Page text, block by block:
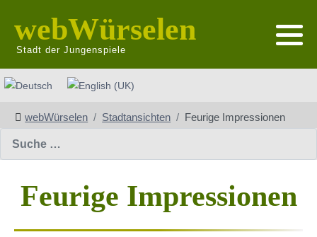
webWürselen
Stadt der Jungenspiele
Sprache auswählen
webWürselen Stadtansichten Feurige Impressionen
Feurige Impressionen